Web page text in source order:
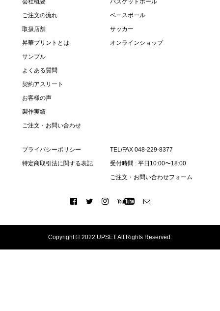
会社概要
ご注文の流れ
取扱店舗
昇華プリントとは
サンプル
よくある質問
契約アスリート
お客様の声
製作実績
ご注文・お問い合わせ
バスケットボール
ベースボール
サッカー
オンラインショップ
プライバシーポリシー
特定商取引法に関する表記
TEL/FAX 048-229-8377
受付時間 : 平日10:00〜18:00
ご注文・お問い合わせフォーム
Copyright © 2022 UPSET All Rights Reserved.